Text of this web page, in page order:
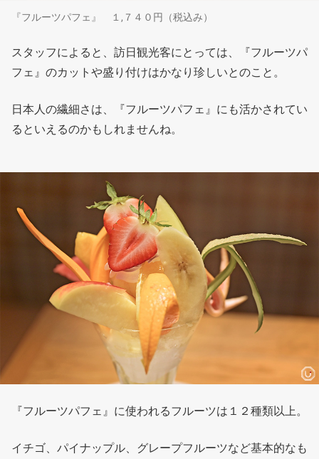
『フルーツパフェ』 １,７４０円（税込み）
スタッフによると、訪日観光客にとっては、『フルーツパ
フェ』のカットや盛り付けはかなり珍しいとのこと。
日本人の繊細さは、『フルーツパフェ』にも活かされてい
るといえるのかもしれませんね。
『フルーツパフェ』に使われるフルーツは１２種類以上。
イチゴ、パイナップル、グレープフルーツなど基本的なも